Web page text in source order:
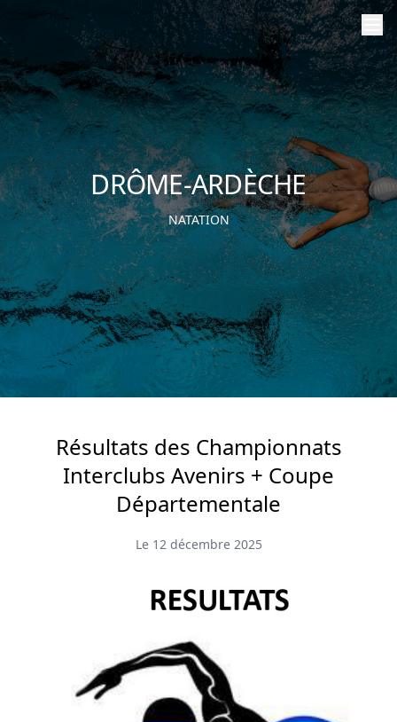
DRÔME-ARDÈCHE
NATATION
Résultats des Championnats
Interclubs Avenirs + Coupe
Départementale
Le 12 décembre 2025